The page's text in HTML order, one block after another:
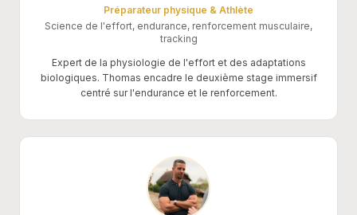
Préparateur physique & Athlète
Science de l'effort, endurance, renforcement musculaire,
tracking
Expert de la physiologie de l'effort et des adaptations
biologiques. Thomas encadre le deuxième stage immersif
centré sur l'endurance et le renforcement.